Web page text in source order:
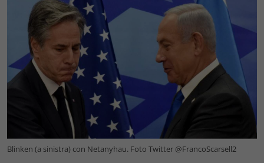
Blinken (a sinistra) con Netanyhau. Foto Twitter @FrancoScarsell2